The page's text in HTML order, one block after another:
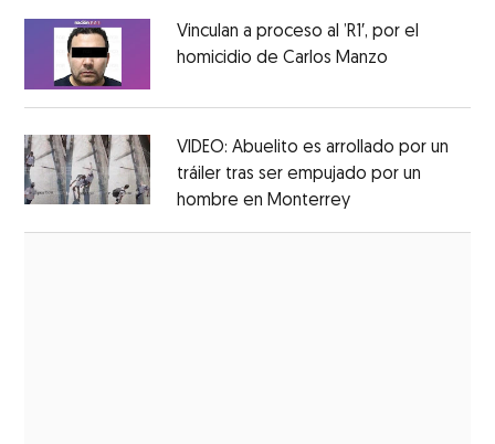
Vinculan a proceso al ’R1′, por el
homicidio de Carlos Manzo
VIDEO: Abuelito es arrollado por un
tráiler tras ser empujado por un
hombre en MonterreyOpens in new